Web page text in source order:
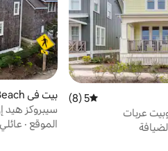
متوسط التقييم 5 من 5، 8 مراجعات
5 (8)
عربات
بيت في Pacific Beach
سيبروكز هيد
الموقع · عائلي